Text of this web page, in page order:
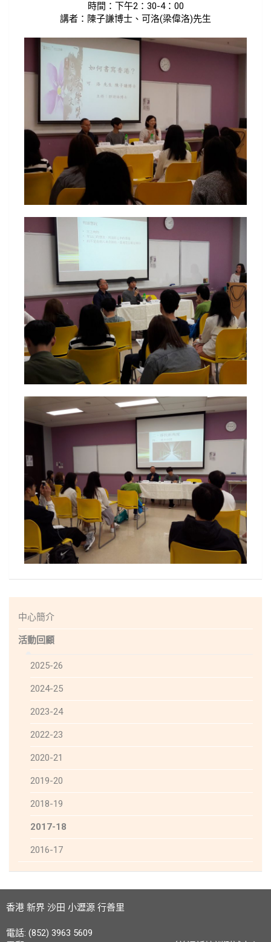
時間：下午2：30-4：00
講者：陳子謙博士、可洛(梁偉洛)先生
中心簡介
活動回顧
2025-26
2024-25
2023-24
2022-23
2020-21
2019-20
2018-19
2017-18
2016-17
香港 新界 沙田 小瀝源 行善里
電話: (852) 3963 5609